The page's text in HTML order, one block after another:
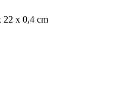
22 x 0,4 cm